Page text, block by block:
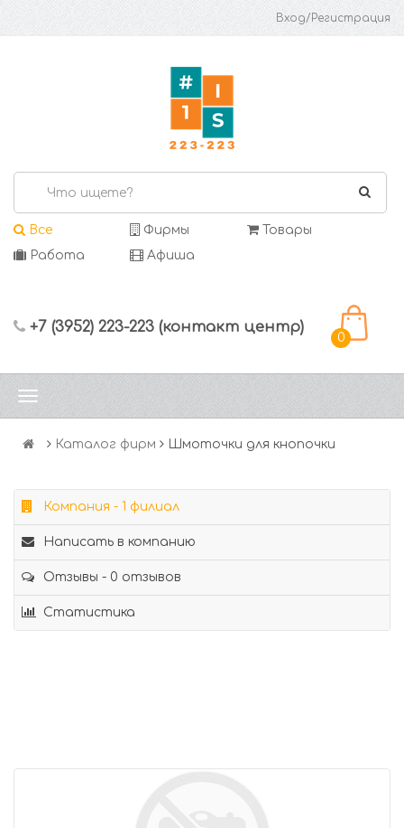
Вход/Регистрация
Все Фирмы
Товары
Работа
Афиша
+7 (3952) 223-223 (контакт центр)
0
Каталог фирм Шмоточки для кнопочки
Компания - 1 филиал
Написать в компанию
Отзывы - 0 отзывов
Статистика